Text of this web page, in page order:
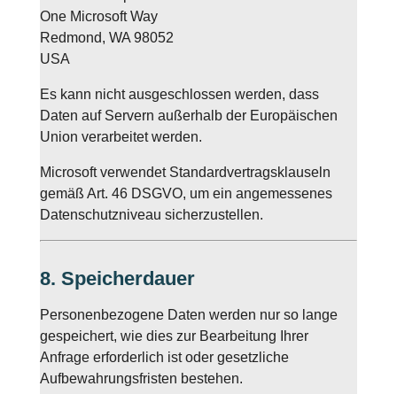
One Microsoft Way
Redmond, WA 98052
USA
Es kann nicht ausgeschlossen werden, dass
Daten auf Servern außerhalb der Europäischen
Union verarbeitet werden.
Microsoft verwendet Standardvertragsklauseln
gemäß Art. 46 DSGVO, um ein angemessenes
Datenschutzniveau sicherzustellen.
8. Speicherdauer
Personenbezogene Daten werden nur so lange
gespeichert, wie dies zur Bearbeitung Ihrer
Anfrage erforderlich ist oder gesetzliche
Aufbewahrungsfristen bestehen.